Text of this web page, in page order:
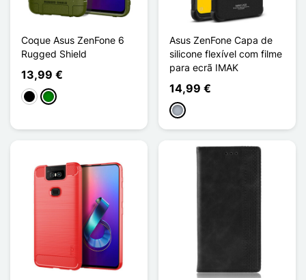
Coque Asus ZenFone 6
Rugged Shield
13,99 €
PretoVerde
Asus ZenFone Capa de
silicone flexível com filme
para ecrã IMAK
14,99 €
Cinzento